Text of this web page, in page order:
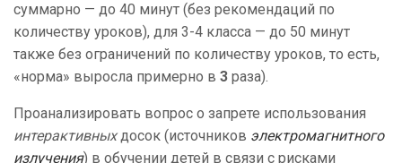
суммарно — до 40 минут (без рекомендаций по
количеству уроков), для 3-4 класса — до 50 минут
также без ограничений по количеству уроков, то есть,
«норма» выросла примерно в 3 раза).
Проанализировать вопрос о запрете использования
интерактивныхдосок (источников электромагнитного
излучения) в обучении детей в связи с рисками